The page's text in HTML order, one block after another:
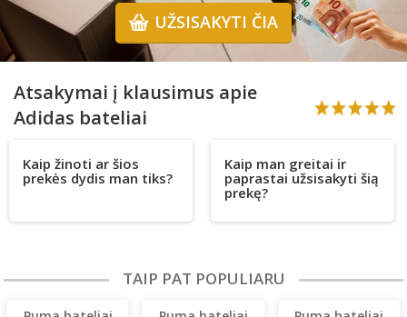
UŽSISAKYTI ČIA
Atsakymai į klausimus apie
Adidas bateliai
Kaip žinoti ar šios
prekės dydis man tiks?
Kaip man greitai ir
paprastai užsisakyti šią
prekę?
TAIP PAT POPULIARU